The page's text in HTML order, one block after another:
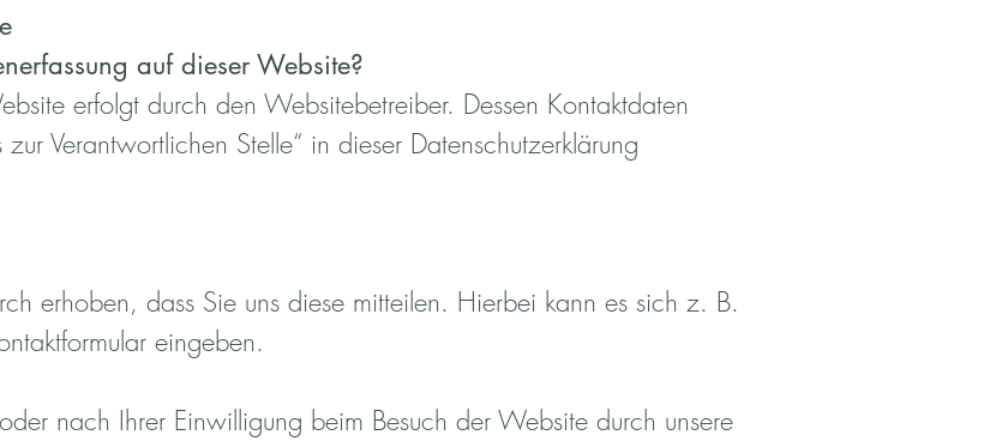
auf dieser Website?
erfolgt durch den Websitebetreiber. Dessen Kontaktdaten
Verantwortlichen Stelle“ in dieser Datenschutzerklärung
erhoben, dass Sie uns diese mitteilen. Hierbei kann es sich z. B.
eingeben.
nach Ihrer Einwilligung beim Besuch der Website durch unsere